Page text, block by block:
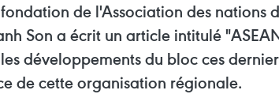
de l'Association des nations
Son a écrit un article intitulé
développements du bloc ces
de cette organisation régionale.